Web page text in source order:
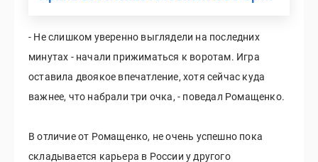
- Не слишком уверенно выглядели на последних
минутах - начали прижиматься к воротам. Игра
оставила двоякое впечатление, хотя сейчас куда
важнее, что набрали три очка, - поведал Ромащенко.
В отличие от Ромащенко, не очень успешно пока
складывается карьера в России у другого